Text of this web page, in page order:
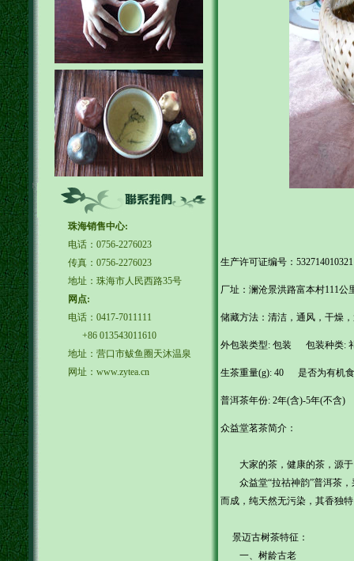
珠海销售中心:
电话：0756-2276023
传真：0756-2276023
地址：珠海市人民西路35号
网点:
电话：0417-7011111
+86 013543011610
地址：营口市鲅鱼圈天沐温泉
网址：www.zytea.cn
生产许可证编号：
厂址：澜沧景洪路富本村111
储藏方法：清洁，通风，干
外包装类型: 包装 包装种类:
生茶重量(g): 40 是否为有机
普洱茶年份: 2年(含)-5年(不
众益堂茗茶简介：
大家的茶，健康的茶，源于
众益堂“拉祜神韵”普洱茶，
而成，纯天然无污染，其香独
景迈古树茶特征：
一、树龄古老